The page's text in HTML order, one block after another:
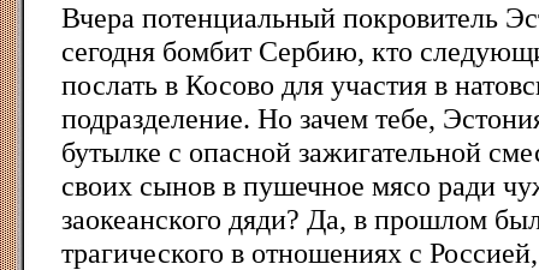
Вчера потенциальный покровитель
сегодня бомбит Сербию, кто
послать в Косово для участия в
подразделение. Но зачем тебе,
бутылке с опасной зажигательной
своих сынов в пушечное мясо ради
заокеанского дяди? Да, в прошлом
трагического в отношениях с